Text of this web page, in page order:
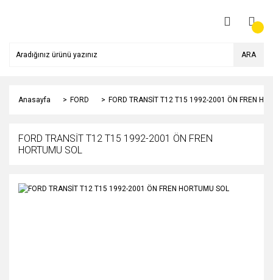
ARA
Anasayfa FORD FORD TRANSİT T12 T15 1992-2001 ÖN FREN
FORD TRANSİT T12 T15 1992-2001 ÖN FREN
HORTUMU SOL